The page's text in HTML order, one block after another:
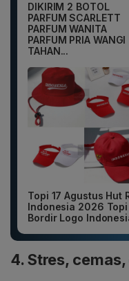
DIKIRIM 2 BOTOL
PARFUM SCARLETT
PARFUM WANITA
PARFUM PRIA WANGI
TAHAN...
Topi 17 Agustus Hut
Indonesia 2026 Topi
Bordir Logo
4. Stres,